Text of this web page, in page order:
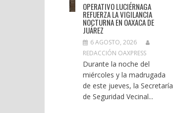
OPERATIVO LUCIÉRNAGA
REFUERZA LA VIGILANCIA
NOCTURNA EN OAXACA DE
JUÁREZ
6 AGOSTO, 2026
REDACCIÓN OAXPRESS
Durante la noche del
miércoles y la madrugada
de este jueves, la Secretaría
de Seguridad Vecinal...